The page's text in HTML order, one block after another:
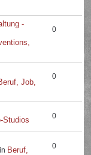
-
0
Job,
0
Studios 0
Beruf,
0